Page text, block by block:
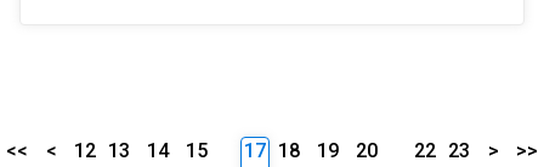
<< < 12 13 14
15
17 18 19
20
22 23 > >>